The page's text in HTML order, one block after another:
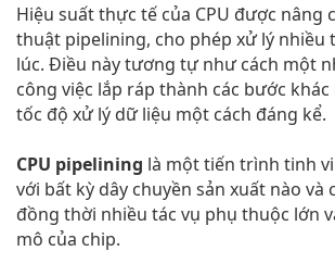
Hiệu suất thực tế của CPU được nâng
thuật pipelining, cho phép xử lý nhiều
lúc. Điều này tương tự như cách một
công việc lắp ráp thành các bước
tốc độ xử lý dữ liệu một cách đáng kể.
CPU pipelining là một tiến trình tinh
với bất kỳ dây chuyền sản xuất nào và
đồng thời nhiều tác vụ phụ thuộc lớn
mô của chip.